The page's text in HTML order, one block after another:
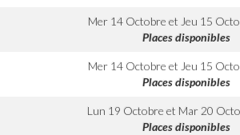
Mer 14 Octobre et Jeu 15
Places disponibles
Mer 14 Octobre et Jeu 15
Places disponibles
Lun 19 Octobre et Mar 20
Places disponibles